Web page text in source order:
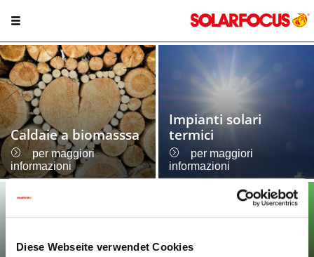
Diese Webseite verwendet Cookies
Caldaie a biomasssa
per maggiori
informazioni
Impianti solari
termici
per maggiori
informazioni